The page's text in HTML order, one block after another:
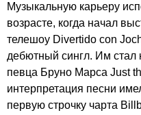
Музыкальную карьеру
возрасте, когда начал
телешоу Divertido con
дебютный сингл. Им стал
певца Бруно Марса Just
интерпретация песни
первую строчку чарта